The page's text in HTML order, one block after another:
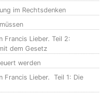
im Rechtsdenken
Francis Lieber. Teil 2:
dem Gesetz
werden
Francis Lieber. Teil 1: Die